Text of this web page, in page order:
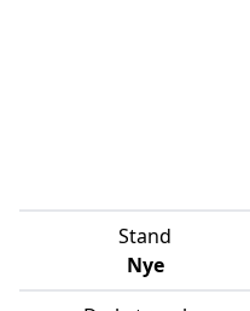
Stand
Nye